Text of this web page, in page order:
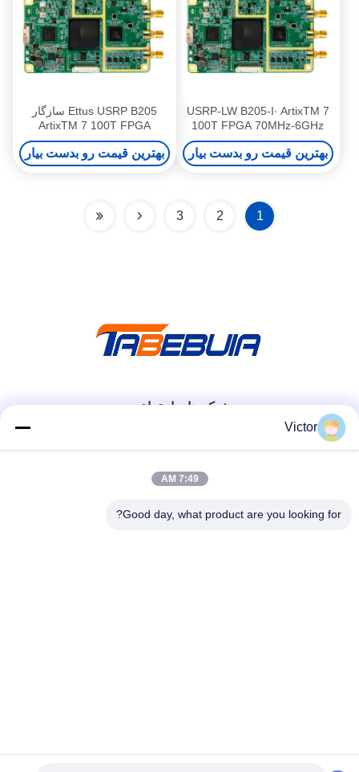
USRP-LW B205-I∙ ArtixTM 7
100T FPGA 70MHz-6GHz
محدوده فرکانس 56MHz پهنای
باند 1T1R USRP SDR
بهترین قیمت رو بدست بیار
Ettus USRP B205 سازگار
ArtixTM 7 100T FPGA
AD9364 RF 70 MHz-6 GHz
56 MHz BW کانال 1 USB 3.0
USRP دستگاه رادیویی تعریف
بهترین قیمت رو بدست بیار
1
2
3
شبکه های اجتماعی
تماس سریع
تلفن
Victor
7:49 AM
Good day, what product are you looking for?